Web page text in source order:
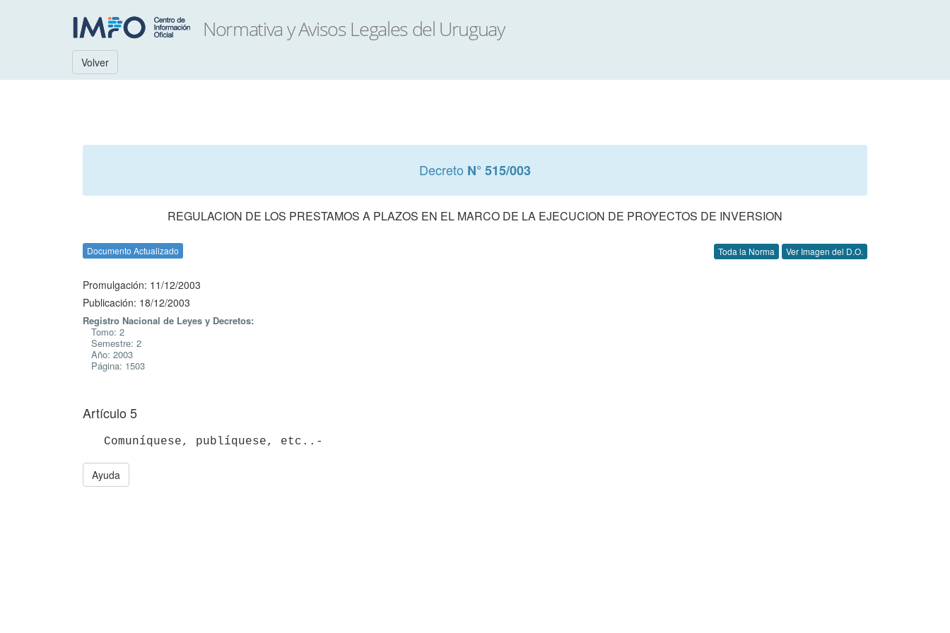
Volver
Decreto N° 515/003
REGULACION DE LOS PRESTAMOS A PLAZOS EN EL MARCO DE LA EJECUCION DE PROYECTOS DE INVERSION
Documento Actualizado Toda la Norma Ver Imagen del D.O.
Promulgación: 11/12/2003
Publicación: 18/12/2003
Registro Nacional de Leyes y Decretos:
Tomo: 2
Semestre: 2
Año: 2003
Página: 1503
Artículo 5
Ayuda